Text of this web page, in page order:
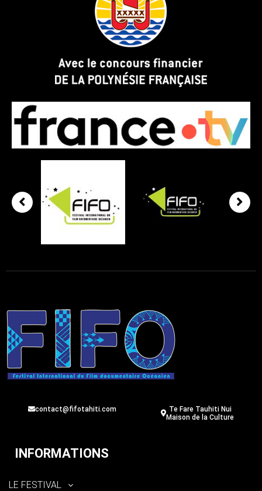
contact@fifotahiti.com
Te Fare Tauhiti Nui
Maison de la Culture
INFORMATIONS
LE FESTIVAL